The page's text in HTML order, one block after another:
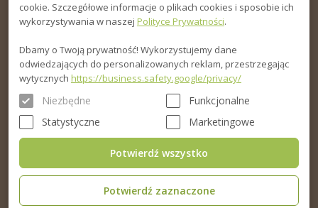
INFORMACJA
PORADNIK
cookie. Szczegółowe informacje o plikach cookies i sposobie ich
wykorzystywania w naszej Polityce Prywatności.
Dbamy o Twoją prywatność! Wykorzystujemy dane
odwiedzających do personalizowanych reklam, przestrzegając
wytycznych https://business.safety.google/privacy/
Niezbędne
Funkcjonalne
Statystyczne
Marketingowe
Potwierdź zaznaczone
Potwierdź wszystko